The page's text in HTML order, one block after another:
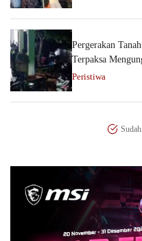
Pergerakan
Terpaksa
Peristiwa